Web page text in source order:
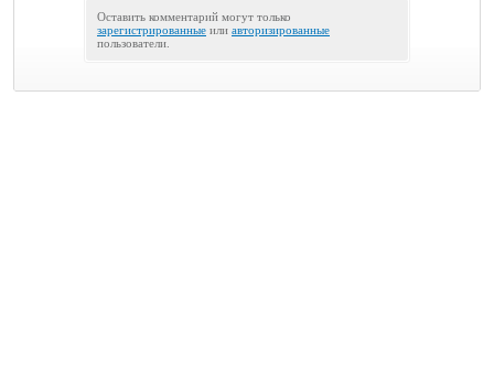
Оставить комментарий могут только
зарегистрированные или авторизированные
пользователи.